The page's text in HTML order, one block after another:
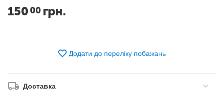
150 00 грн.
Додати до переліку побажань
Доставка